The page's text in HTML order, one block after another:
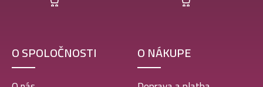
O SPOLOČNOSTI O NÁKUPE